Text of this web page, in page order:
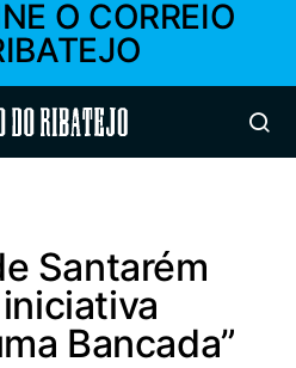
O CORREIO
do Ribatejo
Santarém
Bancada”